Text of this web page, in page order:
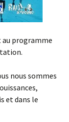
programme
nous sommes
et dans le